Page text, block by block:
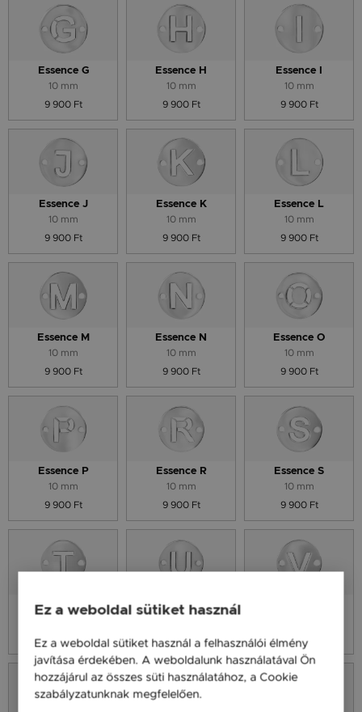
Essence G
10 mm
9 900 Ft
Essence H
10 mm
9 900 Ft
Essence I
10 mm
9 900 Ft
Essence J
10 mm
9 900 Ft
Essence K
10 mm
9 900 Ft
Essence L
10 mm
9 900 Ft
Essence M
10 mm
9 900 Ft
Essence N
10 mm
9 900 Ft
Essence O
10 mm
9 900 Ft
Essence P
10 mm
9 900 Ft
Essence R
10 mm
9 900 Ft
Essence S
10 mm
9 900 Ft
Essence T
9 900 Ft
Essence U
9 900 Ft
9 900 Ft
Ez a weboldal sütiket használ
Ez a weboldal sütiket használ a felhasználói élmény
javítása érdekében. A weboldalunk használatával Ön
hozzájárul az összes süti használatához, a Cookie
szabályzatunknak megfelelően.